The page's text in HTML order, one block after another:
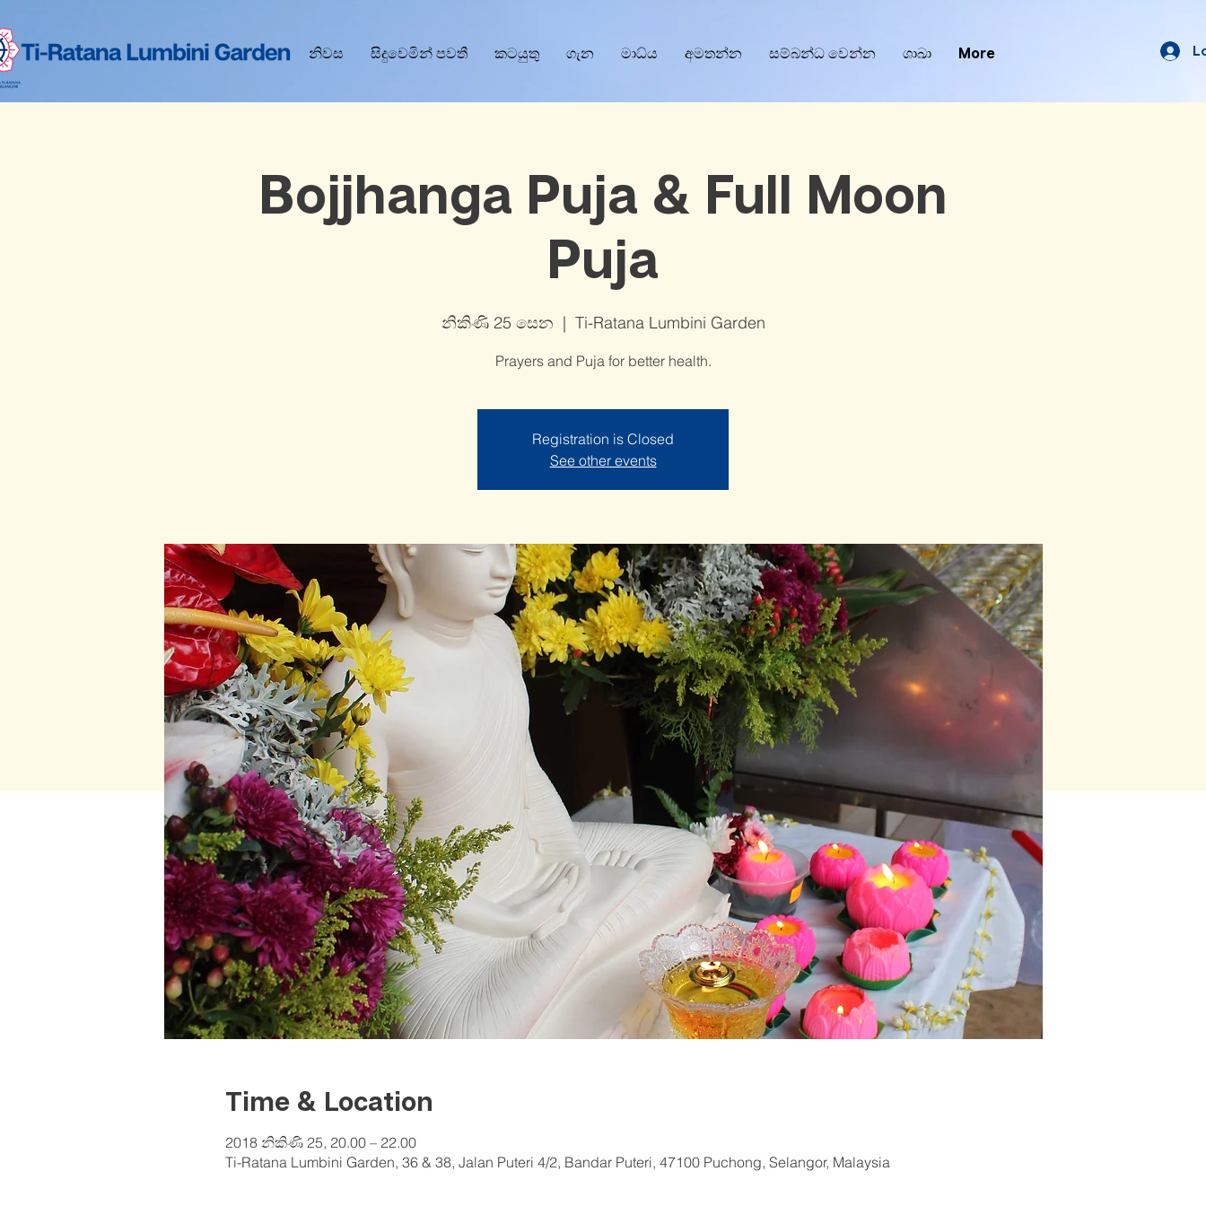
නිවස සිදුවෙමින් පවතී කටයුතු ගැන මාධ්ය අමතන්න සම්බන්ධ වෙන්න ශාඛා More
Bojjhanga Puja & Full Moon
Puja
නිකිණි 25 සෙන
  |
Ti-Ratana Lumbini Garden
Prayers and Puja for better health.
Registration is Closed
See other events
Time & Location
2018 නිකිණි 25, 20.00 – 22.00
Ti-Ratana Lumbini Garden, 36 & 38, Jalan Puteri 4/2, Bandar Puteri, 47100 Puchong, Selangor, Malaysia